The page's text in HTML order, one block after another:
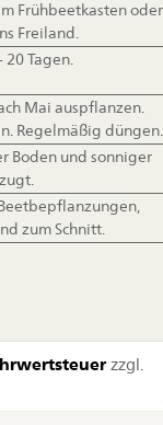
Frühbeetkasten oder
Freiland.
20 Tagen.
Mai auspflanzen.
Regelmäßig düngen.
Boden und sonniger
zum Schnitt.
zzgl.